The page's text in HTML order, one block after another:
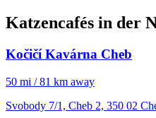
Katzencafés in der
Kočičí Kavárna Cheb
50 mi / 81 km away
Svobody 7/1, Cheb 2, 350 02